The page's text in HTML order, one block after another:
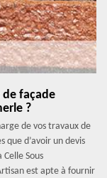
façade
?
de vos travaux de
que d’avoir un devis
Sous
est apte à fournir